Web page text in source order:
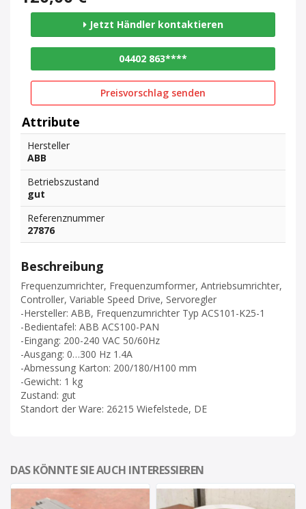
Jetzt Händler kontaktieren
04402 863****
Preisvorschlag senden
Attribute
Hersteller
ABB
Betriebszustand
gut
Referenznummer
27876
Beschreibung
Frequenzumrichter, Frequenzumformer, Antriebsumrichter,
Controller, Variable Speed Drive, Servoregler
-Hersteller: ABB, Frequenzumrichter Typ ACS101-K25-1
-Bedientafel: ABB ACS100-PAN
-Eingang: 200-240 VAC 50/60Hz
-Ausgang: 0…300 Hz 1.4A
-Abmessung Karton: 200/180/H100 mm
-Gewicht: 1 kg
Zustand: gut
Standort der Ware: 26215 Wiefelstede, DE
DAS KÖNNTE SIE AUCH INTERESSIEREN